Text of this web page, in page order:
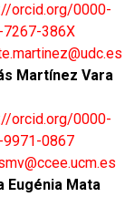
orcid.org/0000-
386X
Martínez Vara
orcid.org/0000-
0867
Eugénia Mata